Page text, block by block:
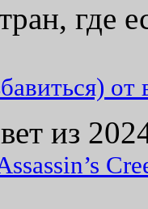
где
из